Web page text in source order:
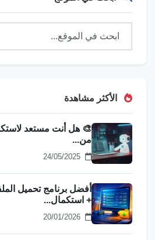
الأكثر مشاهدة
🎨 هل أنت مستعد
من...
أفضل برنامج تحميل
+ استكمال...